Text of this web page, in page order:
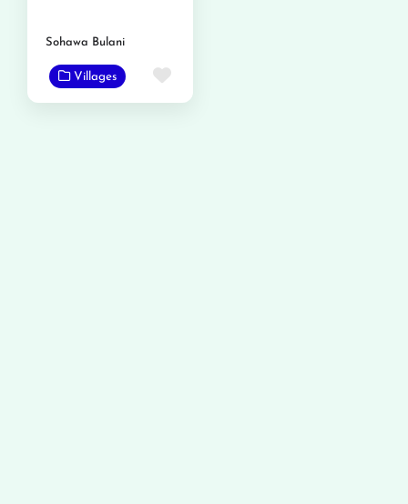
Sohawa Bulani
Villages Favorite